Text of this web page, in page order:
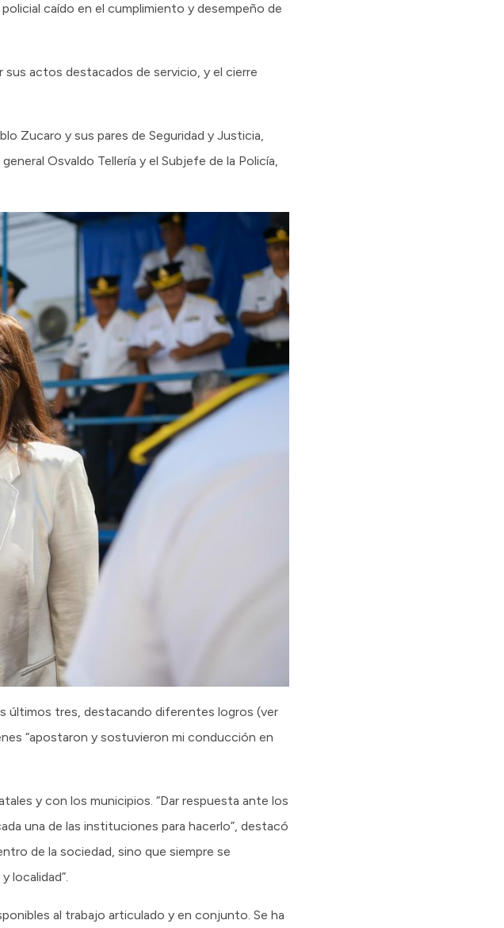
caído en el cumplimiento y desempeño de
actos destacados de servicio, y el cierre
Zucaro y sus pares de Seguridad y Justicia,
Osvaldo Tellería y el Subjefe de la Policía,
últimos tres, destacando diferentes logros (ver
“apostaron y sostuvieron mi conducción en
y con los municipios. “Dar respuesta ante los
una de las instituciones para hacerlo”, destacó
de la sociedad, sino que siempre se
localidad”.
al trabajo articulado y en conjunto. Se ha